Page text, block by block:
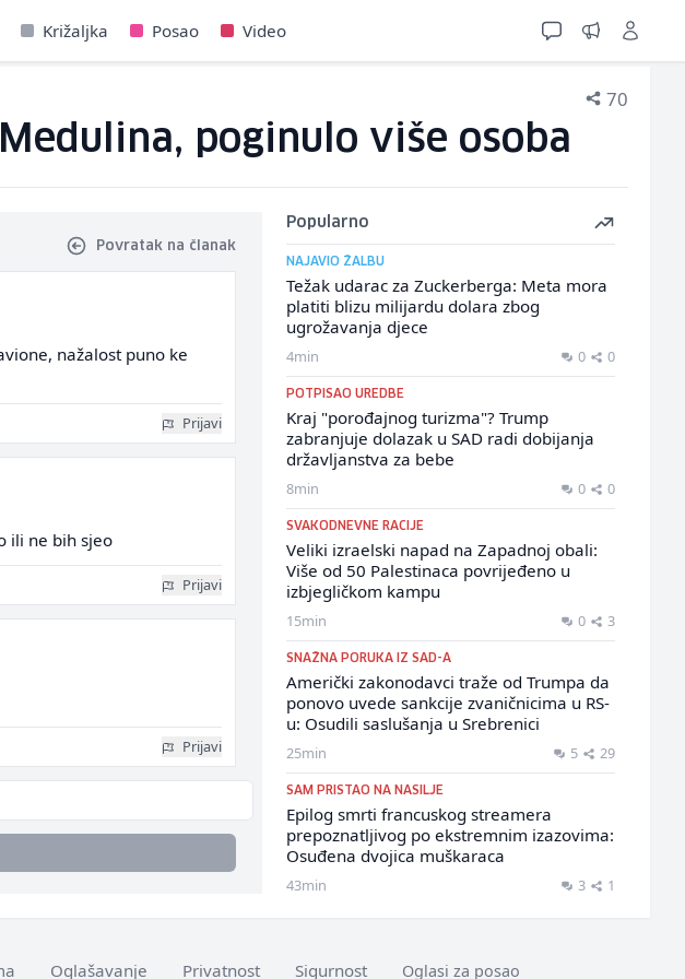
Križaljka Posao Video
70
poginulo više osoba
Povratak na članak
nažalost puno ke
Prijavi
ili ne bih sjeo
Prijavi
Prijavi
Popularno
NAJAVIO ŽALBU
Težak udarac za Zuckerberga: Meta mora
platiti blizu milijardu dolara zbog
ugrožavanja djece
4min 0 0
POTPISAO UREDBE
Kraj "porođajnog turizma"? Trump
zabranjuje dolazak u SAD radi dobijanja
državljanstva za bebe
8min 0 0
SVAKODNEVNE RACIJE
Veliki izraelski napad na Zapadnoj obali:
Više od 50 Palestinaca povrijeđeno u
izbjegličkom kampu
15min 0 3
SNAŽNA PORUKA IZ SAD-A
Američki zakonodavci traže od Trumpa da
ponovo uvede sankcije zvaničnicima u RS-
u: Osudili saslušanja u Srebrenici
25min 5 29
SAM PRISTAO NA NASILJE
Epilog smrti francuskog streamera
prepoznatljivog po ekstremnim izazovima:
Osuđena dvojica muškaraca
43min 3 1
Oglašavanje Privatnost Sigurnost Oglasi za posao